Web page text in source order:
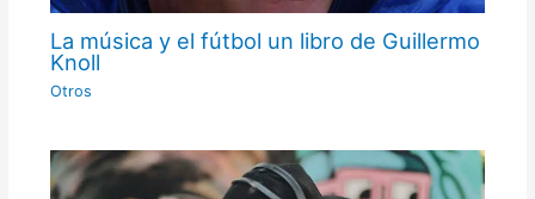
La música y el fútbol un libro de Guillermo
Knoll
Otros